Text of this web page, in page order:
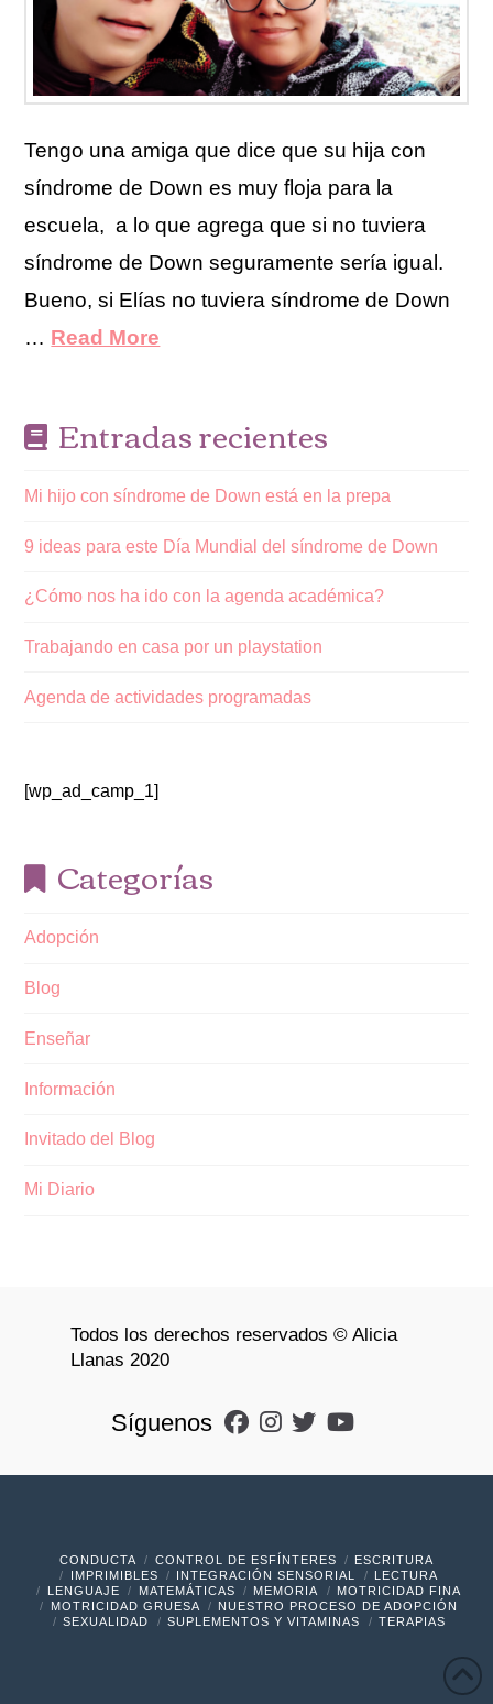
Tengo una amiga que dice que su hija con
síndrome de Down es muy floja para la
escuela, a lo que agrega que si no tuviera
síndrome de Down seguramente sería igual.
Bueno, si Elías no tuviera síndrome de Down
… Read More
Entradas recientes
Mi hijo con síndrome de Down está en la prepa
9 ideas para este Día Mundial del síndrome de Down
¿Cómo nos ha ido con la agenda académica?
Trabajando en casa por un playstation
Agenda de actividades programadas
[wp_ad_camp_1]
Categorías
Adopción
Blog
Enseñar
Información
Invitado del Blog
Mi Diario
Todos los derechos reservados © Alicia
Llanas 2020
Síguenos
CONDUCTA CONTROL DE ESFÍNTERES
ESCRITURA
IMPRIMIBLES
INTEGRACIÓN SENSORIAL
LECTURA
LENGUAJE
MATEMÁTICAS MEMORIA
MOTRICIDAD FINA
MOTRICIDAD GRUESA
NUESTRO PROCESO DE ADOPCIÓN
SEXUALIDAD
SUPLEMENTOS Y VITAMINAS TERAPIAS